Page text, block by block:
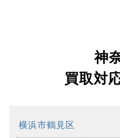
神
買取対
横浜市鶴見区